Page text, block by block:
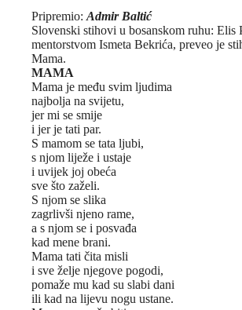
Pripremio: Admir Baltić
Slovenski stihovi u bosanskom ruhu:
mentorstvom Ismeta Bekrića, preveo je
Mama.
MAMA
Mama je među svim ljudima
najbolja na svijetu,
jer mi se smije
i jer je tati par.
S mamom se tata ljubi,
s njom liježe i ustaje
i uvijek joj obeća
sve što zaželi.
S njom se slika
zagrlivši njeno rame,
a s njom se i posvađa
kad mene brani.
Mama tati čita misli
i sve želje njegove pogodi,
pomaže mu kad su slabi dani
ili kad na lijevu nogu ustane.